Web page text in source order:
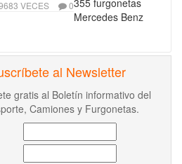
VECES 0
Mercedes Benz
al Newsletter
gratis al Boletín informativo del
Camiones y Furgonetas.